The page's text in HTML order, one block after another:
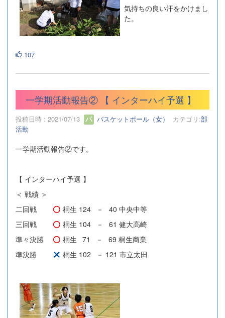
気持ちの良い汗をかけまし
た。
107
一学期活動報告② 【 インターハイ予選 】
投稿日時 : 2021/07/13 バスケットボール（女） カテゴリ:部
活動
一学期活動報告②です。
【 インターハイ予選 】
＜ 戦績 ＞
二回戦
桐生 124 －
40 中央中等
三回戦
桐生 104 －
61 健大高崎
準々決勝
桐生 71 －
69 桐生商業
準決勝
桐生 102 － 121 市立太田